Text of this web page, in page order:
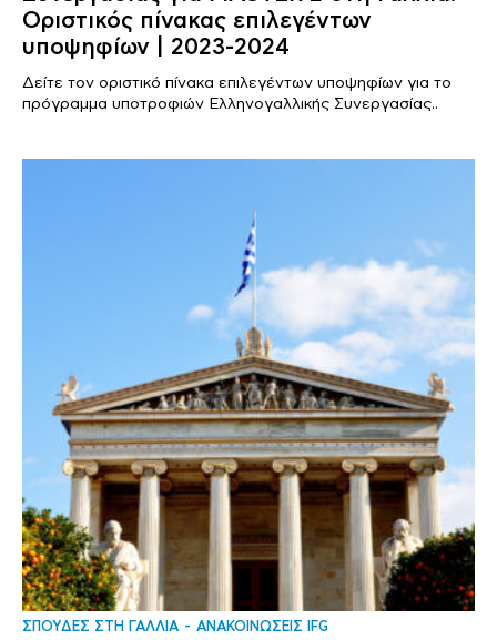
Οριστικός πίνακας επιλεγέντων
υποψηφίων | 2023-2024
Δείτε τον οριστικό πίνακα επιλεγέντων υποψηφίων για το
πρόγραμμα υποτροφιών Ελληνογαλλικής Συνεργασίας..
ΣΠΟΥΔΕΣ ΣΤΗ ΓΑΛΛΙΑ ΑΝΑΚΟΙΝΩΣΕΙΣ IFG